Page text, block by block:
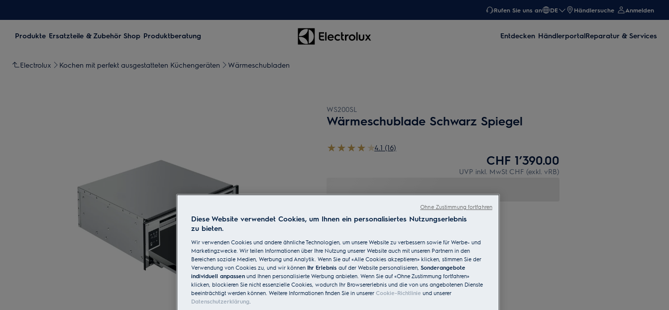
Rufen Sie uns an DE Händlersuche Anmelden
Produkte Ersatzteile & Zubehör Shop Produktberatung Entdecken HändlerportalReparatur & Services
Electrolux Kochen mit perfekt ausgestatteten Küchengeräten Wärmeschubladen
WS200SL
Wärmeschublade Schwarz Spiegel
4.1 (16)
CHF 1’390.00
UVP inkl. MwSt CHF (exkl. vRB)
Diese Website verwendet Cookies, um Ihnen ein personalisiertes Nutzungserlebnis
zu bieten.
Wir verwenden Cookies und andere ähnliche Technologien, um unsere Website zu verbessern sowie für Werbe- und
Marketingzwecke. Wir teilen Informationen über Ihre Nutzung unserer Website auch mit unseren Partnern in den
Bereichen soziale Medien, Werbung und Analytik. Wenn Sie auf «Alle Cookies akzeptieren» klicken, stimmen Sie der
Verwendung von Cookies zu, und wir können Ihr Erlebnis auf der Website personalisieren, Sonderangebote
individuell anpassen und Ihnen personalisierte Werbung anbieten. Wenn Sie auf «Ohne Zustimmung fortfahren»
klicken, blockieren Sie nicht essenzielle Cookies, wodurch Ihr Browsererlebnis und die von uns angebotenen Dienste
beeinträchtigt werden können. Weitere Informationen finden Sie in unserer Cookie-Richtlinie und unserer
Datenschutzerklärung.
Ohne Zustimmung fortfahren